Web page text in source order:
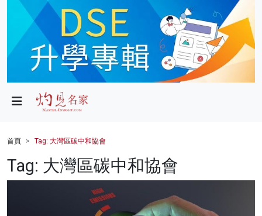
政局
財經
健康
首頁 Tag: 大灣區碳中和協會
Tag: 大灣區碳中和協會